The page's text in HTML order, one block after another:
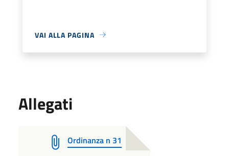
VAI ALLA PAGINA
Allegati
Ordinanza n 31